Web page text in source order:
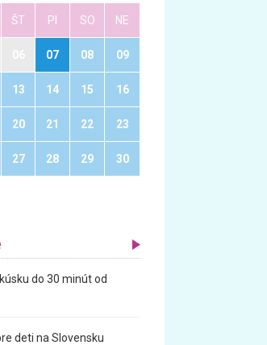
ŠT PI SO NE
07 08 09
13 14 15 16
20 21 22 23
27 28 29 30
do 30 minút od
deti na Slovensku